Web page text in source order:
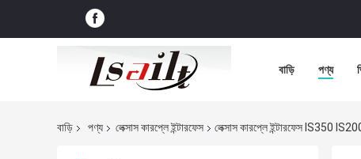
বাড়ি পণ্য
বাড়ি পণ্য লেক্সাস কারপ্লে ইন্টারফেস লেক্সাস কারপ্লে ইন্টারফেস IS350